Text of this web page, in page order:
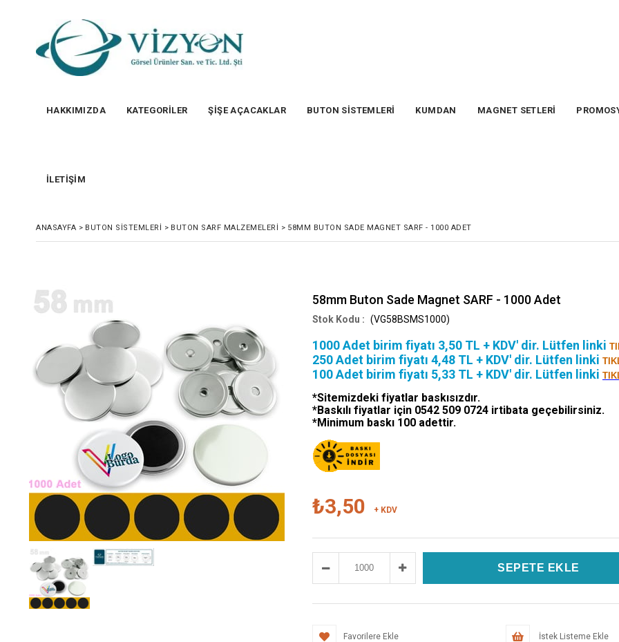
HAKKIMIZDA KATEGORİLER ŞİŞE AÇACAKLAR BUTON SİSTEMLERİ KUMDAN MAGNET SETLERİ
İLETİŞİM
ANASAYFA > BUTON SISTEMLERI > BUTON SARF MALZEMELERI > 58MM BUTON SADE MAGNET SARF - 1000 ADET
58mm Buton Sade Magnet SARF - 1000 Adet
(VG58BSMS1000)
1000 Adet birim fiyatı 3,50 TL + KDV' dir. Lütfen linki
250 Adet birim fiyatı 4,48 TL + KDV' dir. Lütfen linki
100 Adet birim fiyatı 5,33 TL + KDV' dir. Lütfen linki
*Sitemizdeki fiyatlar baskısızdır.
*Baskılı fiyatlar için 0542 509 0724 irtibata geçebilirsiniz.
*Minimum baskı 100 adettir.
₺3,50 + KDV
Favorilere Ekle İstek Listeme Ekle